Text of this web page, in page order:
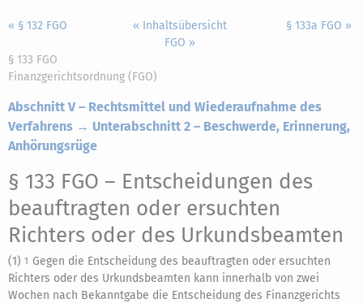
« § 132 FGO
« Inhaltsübersicht
FGO »
§ 133a FGO »
§ 133 FGO
Finanzgerichtsordnung (FGO)
Abschnitt V – Rechtsmittel und Wiederaufnahme des
Verfahrens → Unterabschnitt 2 – Beschwerde, Erinnerung,
Anhörungsrüge
§ 133 FGO – Entscheidungen des
beauftragten oder ersuchten
Richters oder des Urkundsbeamten
(1) 1 Gegen die Entscheidung des beauftragten oder ersuchten
Richters oder des Urkundsbeamten kann innerhalb von zwei
Wochen nach Bekanntgabe die Entscheidung des Finanzgerichts